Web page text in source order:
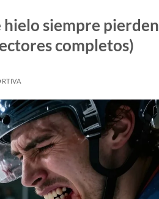
hielo siempre pierden
completos)